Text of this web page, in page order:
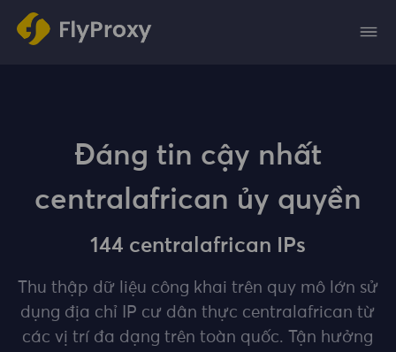
Đáng tin cậy nhất
centralafrican ủy quyền
144 centralafrican IPs
Thu thập dữ liệu công khai trên quy mô lớn sử
dụng địa chỉ IP cư dân thực centralafrican từ
các vị trí đa dạng trên toàn quốc. Tận hưởng